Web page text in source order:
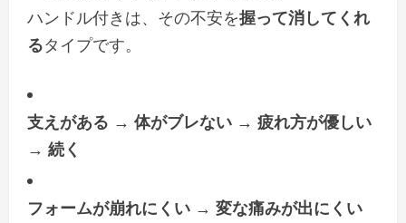
ハンドル付きは、その不安を握って消してくれ
るタイプです。
支えがある → 体がブレない → 疲れ方が優しい
→ 続く
フォームが崩れにくい → 変な痛みが出にくい